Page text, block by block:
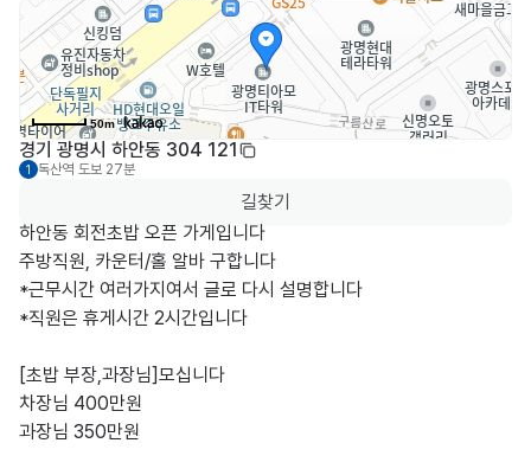
50m
경기 광명시 하안동 304 121
1 독산역 도보 27분
길찾기
하안동 회전초밥 오픈 가게입니다
주방직원, 카운터/홀 알바 구합니다
*근무시간 여러가지여서 글로 다시 설명합니다
*직원은 휴게시간 2시간입니다
[초밥 부장,과장님]모십니다
차장님 400만원
과장님 350만원